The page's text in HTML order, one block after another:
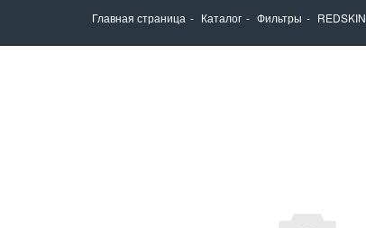
Главная страница Каталог Фильтры REDSKIN